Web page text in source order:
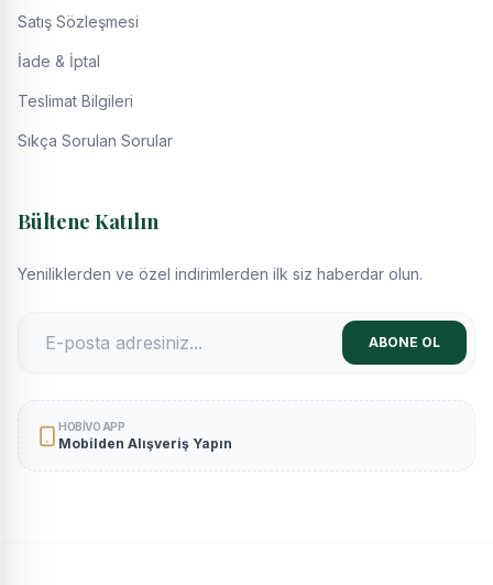
Satış Sözleşmesi
İade & İptal
Teslimat Bilgileri
Sıkça Sorulan Sorular
Bültene Katılın
Yeniliklerden ve özel indirimlerden ilk siz haberdar olun.
ABONE OL
HOBIVO APP
Mobilden Alışveriş Yapın